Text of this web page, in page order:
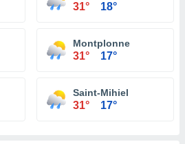
31° 18°
Montplonne
31° 17°
Saint-Mihiel
31° 17°